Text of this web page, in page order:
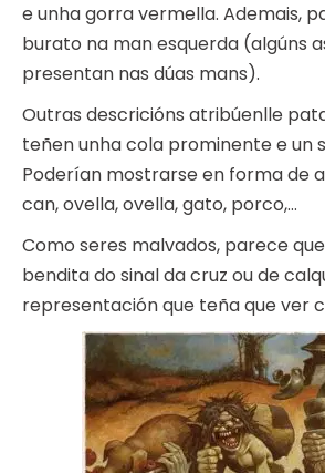
e unha gorra vermella. Ademais,
burato na man esquerda (algúns
presentan nas dúas mans).
Outras descricións atribúenlle
teñen unha cola prominente e un
Poderían mostrarse en forma de
can, ovella, ovella, gato, porco,…
Como seres malvados, parece
bendita do sinal da cruz ou de
representación que teña que ver